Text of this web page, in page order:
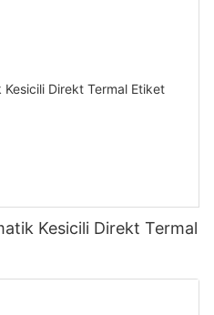
Kesicili Direkt Termal